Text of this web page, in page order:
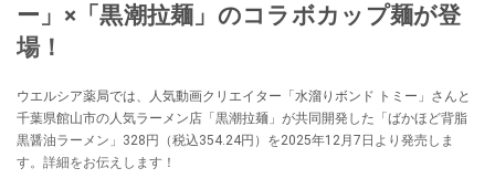
ー」×「黒潮拉麺」のコラボカップ麺が登
場！
ウエルシア薬局では、人気動画クリエイター「水溜りボンド トミー」さんと
千葉県館山市の人気ラーメン店「黒潮拉麺」が共同開発した「ばかほど背脂
黒醤油ラーメン」328円（税込354.24円）を2025年12月7日より発売しま
す。詳細をお伝えします！